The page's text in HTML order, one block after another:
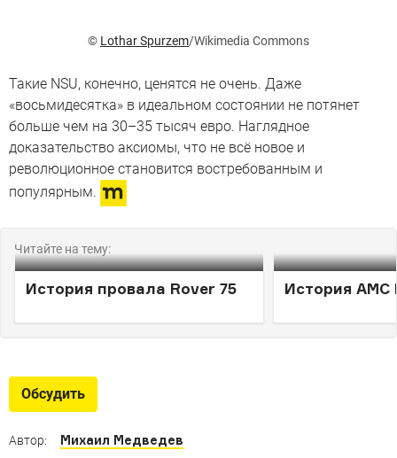
© Lothar Spurzem/Wikimedia Commons
Такие NSU, конечно, ценятся не очень. Даже
«восьмидесятка» в идеальном состоянии не потянет
больше чем на 30–35 тысяч евро. Наглядное
доказательство аксиомы, что не всё новое и
революционное становится востребованным и
популярным.
Читайте на тему:
История провала Rover 75 История AMC
Обсудить
Автор: Михаил Медведев